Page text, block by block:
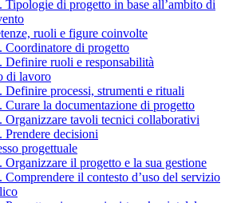
Tipologie di progetto in base all’ambito di
ruoli e figure coinvolte
Coordinatore di progetto
Definire ruoli e responsabilità
di lavoro
Definire processi, strumenti e rituali
Curare la documentazione di progetto
Organizzare tavoli tecnici collaborativi
Prendere decisioni
progettuale
Organizzare il progetto e la sua gestione
Comprendere il contesto d’uso del servizio